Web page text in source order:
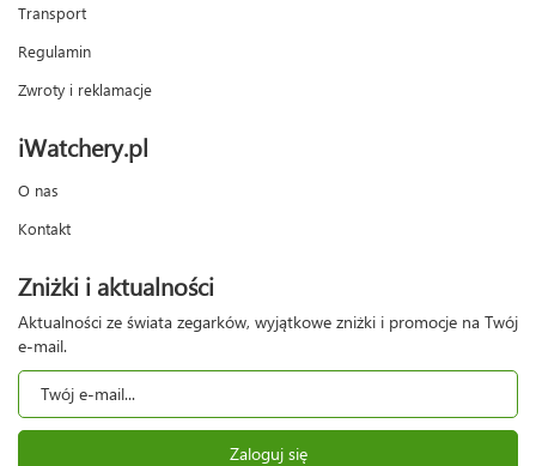
Transport
Regulamin
Zwroty i reklamacje
iWatchery.pl
O nas
Kontakt
Zniżki i aktualności
Aktualności ze świata zegarków, wyjątkowe zniżki i promocje na Twój
e-mail.
Zaloguj się